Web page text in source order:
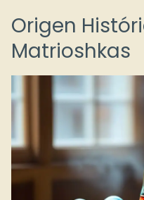
Origen
Matrioshkas